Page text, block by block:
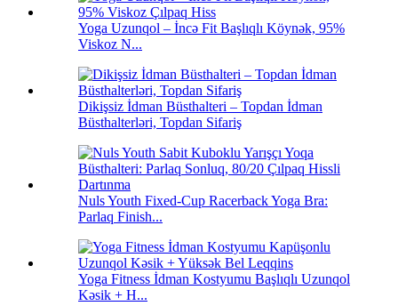
Yoga Uzunqol – İncə Fit Başlıqlı Köynək, 95%
Viskoz N...
Dikişsiz İdman Büsthalteri – Topdan İdman
Büsthalterləri, Topdan Sifariş
Nuls Youth Fixed-Cup Racerback Yoga Bra:
Parlaq Finish...
Yoga Fitness İdman Kostyumu Başlıqlı Uzunqol
Kəsik + H...